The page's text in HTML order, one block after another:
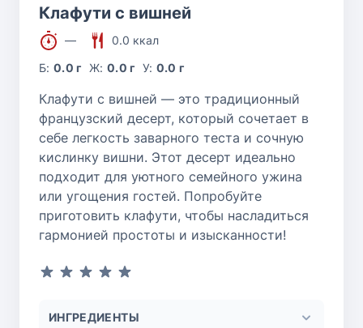
Клафути с вишней
—
0.0 ккал
Б:0.0 г Ж: 0.0 г У: 0.0 г
Клафути с вишней — это традиционный
французский десерт, который сочетает в
себе легкость заварного теста и сочную
кислинку вишни. Этот десерт идеально
подходит для уютного семейного ужина
или угощения гостей. Попробуйте
приготовить клафути, чтобы насладиться
гармонией простоты и изысканности!
ИНГРЕДИЕНТЫ